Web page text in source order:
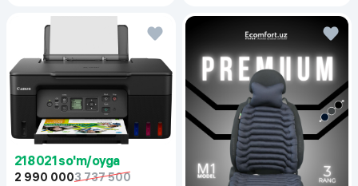
218 021 so'm/oyga
2 990 0003 737 500